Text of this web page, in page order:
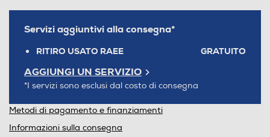
Servizi aggiuntivi alla consegna*
RITIRO USATO RAEE GRATUITO
AGGIUNGI UN SERVIZIO
*I servizi sono esclusi dal costo di consegna
Metodi di pagamento e finanziamenti
Informazioni sulla consegna